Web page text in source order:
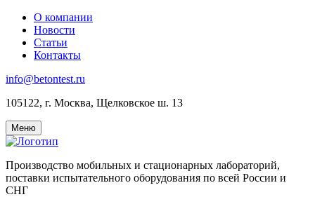
О компании
Новости
Статьи
Контакты
info@betontest.ru
105122, г. Москва, Щелковское ш. 13
Меню
Производство мобильных и стационарных лабораторий,
поставки испытательного оборудования по всей России и
СНГ